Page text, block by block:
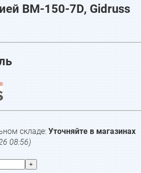
BM-150-7D, Gidruss
складе: Уточняйте в магазинах
08:56)
+